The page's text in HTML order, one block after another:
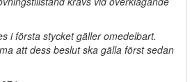
i första stycket gäller omedelbart.
att dess beslut ska gälla först sedan